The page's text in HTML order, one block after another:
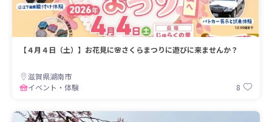
【４月４日（土）】お花見に🌸さくらまつりに遊びに来ませんか？
滋賀県湖南市
イベント・体験
8